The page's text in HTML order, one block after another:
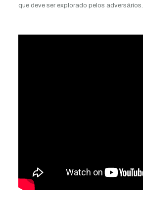
que deve ser explorado pelos adversários.